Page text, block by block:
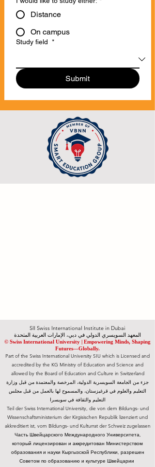
Distance
On campus
Study field *
Submit
SII Swiss International Institute in Dubai
المعهد السويسري الدولي في دبي، الإمارات العربية المتحدة
© Swiss International University | ​Empowering Minds, Shaping
Futures—Globally.
Part of the Swiss International University SIU which is Licensed and
accredited by the KG Ministry of Education and Science and
allowed by the Board of Education and Culture in Switzerland
جزء من الجامعة السويسرية الدولية، المرخصة والمعتمدة من قبل وزارة
التعليم والعلوم في قرغيزستان، والمسموح لها بالعمل من قبل مجلس
التعليم والثقافة في سويسرا
Teil der Swiss International University, die von dem Bildungs- und
Wissenschaftsministerium der Kirgisischen Republik lizenziert und
akkreditiert ist, vom Bildungs- und Kulturrat der Schweiz zugelassen
Часть Швейцарского Международного Университета,
который лицензирован и аккредитован Министерством
образования и науки Кыргызской Республики, разрешен
Советом по образованию и культуре Швейцарии